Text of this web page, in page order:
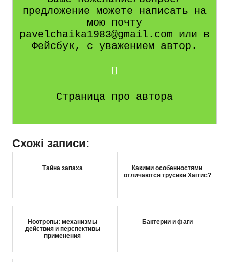
предложение можете написать на
мою почту
pavelchaika1983@gmail.com или в
Фейсбук, с уважением автор.
Страница про автора
Схожі записи:
Тайна запаха
Какими особенностями
отличаются трусики Хаггис?
Ноотропы: механизмы
действия и перспективы
применения
Бактерии и фаги